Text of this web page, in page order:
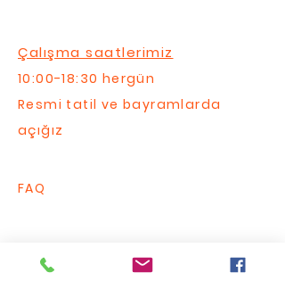
Çalışma saatlerimiz
10:00-18:30 hergün
Resmi tatil ve bayramlarda
açığız
FAQ
Bize Yazın / Contact Us